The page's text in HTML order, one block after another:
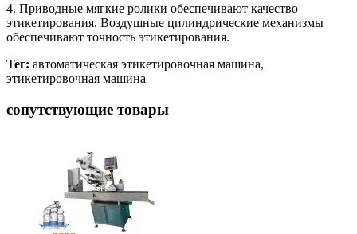
4. Приводные мягкие ролики обеспечивают качество
этикетирования. Воздушные цилиндрические механизмы
обеспечивают точность этикетирования.
Тег: автоматическая этикетировочная машина,
этикетировочная машина
сопутствующие товары